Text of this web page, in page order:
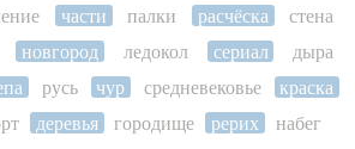
части палки расчёска
стена
новгород ледокол сериал
дыра
русь чур средневековье
краска
деревья городище рерих набег